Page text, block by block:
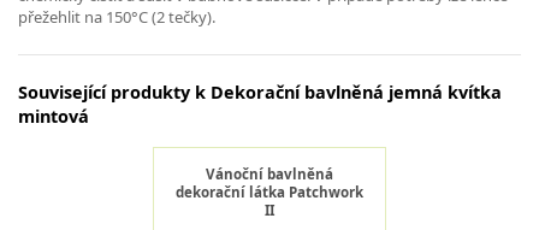
přežehlit na 150°C (2 tečky).
Související produkty k Dekorační bavlněná jemná kvítka
mintová
Vánoční bavlněná
dekorační látka Patchwork
II